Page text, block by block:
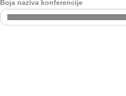
Boja naziva konferencije